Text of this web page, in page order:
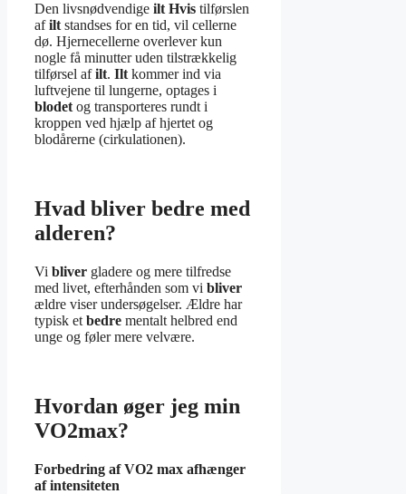
Den livsnødvendige ilt Hvis tilførslen
afilt standses for en tid, vil cellerne
dø. Hjernecellerne overlever kun
nogle få minutter uden tilstrækkelig
tilførsel afilt. Ilt kommer ind via
luftvejene til lungerne, optages i
blodet og transporteres rundt i
kroppen ved hjælp af hjertet og
blodårerne (cirkulationen).
Hvad bliver bedre med
alderen?
Vi bliver gladere og mere tilfredse
med livet, efterhånden som vi bliver
ældre viser undersøgelser. Ældre har
typisk et bedre mentalt helbred end
unge og føler mere velvære.
Hvordan øger jeg min
VO2max?
Forbedring afVO2 max afhænger
af intensiteten